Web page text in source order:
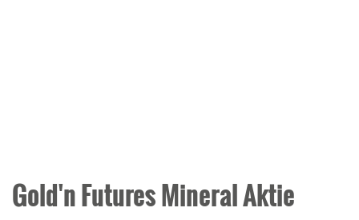
Gold'n Futures Mineral Aktie